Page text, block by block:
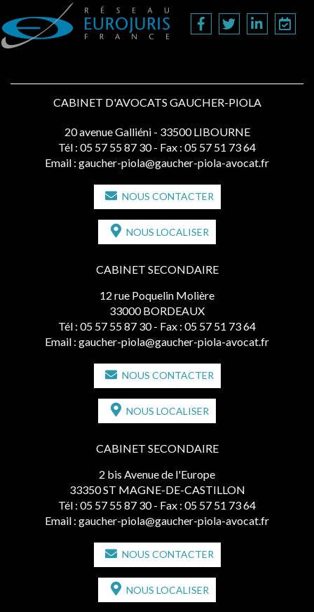
CABINET D'AVOCATS GAUCHER-PIOLA
20 avenue Galliéni - 33500 LIBOURNE
Tél : 05 57 55 87 30 - Fax : 05 57 51 73 64
Email : gaucher-piola@gaucher-piola-avocat.fr
NOUS CONTACTER
NOUS LOCALISER
CABINET SECONDAIRE
12 rue Poquelin Molière
33000 BORDEAUX
Tél : 05 57 55 87 30 - Fax : 05 57 51 73 64
Email : gaucher-piola@gaucher-piola-avocat.fr
NOUS CONTACTER
NOUS LOCALISER
CABINET SECONDAIRE
2 bis Avenue de l'Europe
33350 ST MAGNE-DE-CASTILLON
Tél : 05 57 55 87 30 - Fax : 05 57 51 73 64
Email : gaucher-piola@gaucher-piola-avocat.fr
NOUS CONTACTER
NOUS LOCALISER